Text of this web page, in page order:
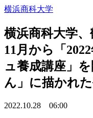
横浜商科大学
横浜商科大学
11月から「
ュ養成講座」
ん」に描かれ
2022.10.28 06:00